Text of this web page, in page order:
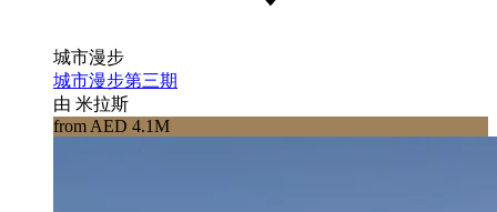
城市漫步
城市漫步第三期
由 米拉斯
from AED 4.1M